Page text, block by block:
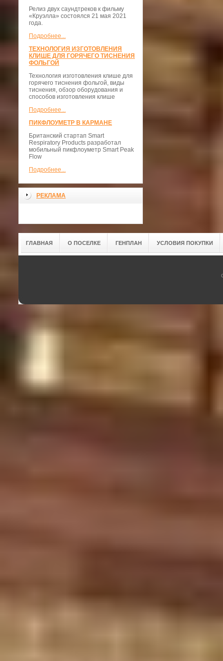
Релиз двух саундтреков к фильму
«Круэлла» состоялся 21 мая 2021
года.
Подробнее...
ТЕХНОЛОГИЯ ИЗГОТОВЛЕНИЯ
КЛИШЕ ДЛЯ ГОРЯЧЕГО ТИСНЕНИЯ
ФОЛЬГОЙ
Технология изготовления клише для
горячего тиснения фольгой, виды
тиснения, обзор оборудования и
способов изготовления клише
Подробнее...
ПИКФЛОУМЕТР В КАРМАНЕ
Британский стартап Smart
Respiratory Products разработал
мобильный пикфлоуметр Smart Peak
Flow
Подробнее...
РЕКЛАМА
ГЛАВНАЯ О ПОСЕЛКЕ ГЕНПЛАН УСЛОВИЯ ПОКУПКИ